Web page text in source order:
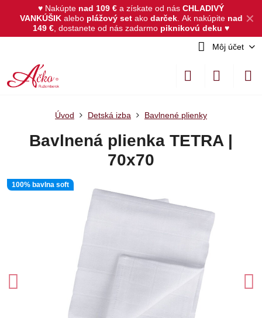
✕
♥ Nakúpte nad 109 € a získate od nás CHLADIVÝ
VANKÚŠIKalebo plážový set akodarček. Ak nakúpite nad
149 € , dostanete od nás zadarmo piknikovú deku ♥
Môj účet
100% bavlna soft
Úvod Detská izba Bavlnené plienky
Bavlnená plienka TETRA |
70x70